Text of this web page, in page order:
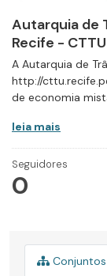
Autarquia de
Recife - CTTU
A Autarquia de
http://
de economia
leia mais
Seguidores
0